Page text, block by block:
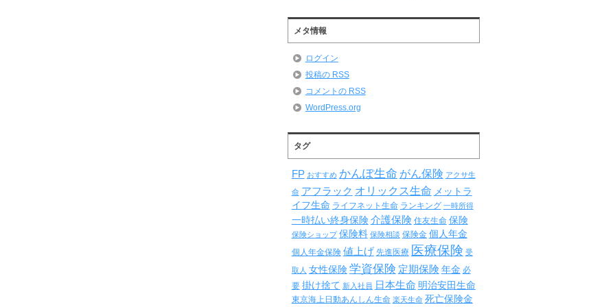
メタ情報
ログイン
投稿の RSS
コメントの RSS
WordPress.org
タグ
FP おすすめ かんぽ生命 がん保険 アクサ生
命 アフラック オリックス生命 メットラ
イフ生命 ライフネット生命 ランキング 一時所得
一時払い終身保険 介護保険 住友生命 保険
保険ショップ 保険料 保険相談 保険金 個人年金
個人年金保険 値上げ 先進医療 医療保険 受
取人 女性保険 学資保険 定期保険 年金 必
要 掛け捨て 新入社員 日本生命 明治安田生命
東京海上日動あんしん生命 楽天生命 死亡保険金